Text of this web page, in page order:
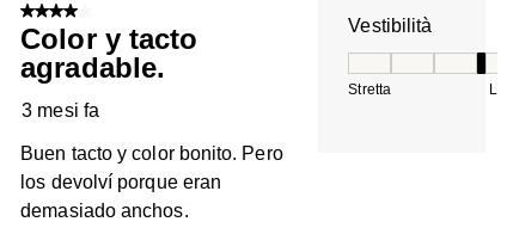
4 su 5 stelle.
Color y tacto
agradable.
3 mesi fa
Buen tacto y color bonito. Pero
los devolví porque eran
demasiado anchos.
Vestibilità
Stretta